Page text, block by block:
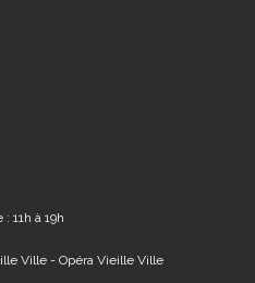
11h à 19h
Ville - Opéra Vieille Ville